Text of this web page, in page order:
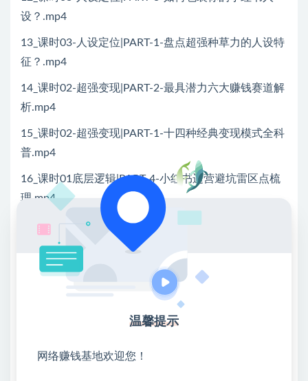
设？.mp4
13_课时03-人设定位|PART-1-盘点超强种草力的人设特
征？.mp4
14_课时02-超强变现|PART-2-最具潜力六大赚钱赛道解
析.mp4
15_课时02-超强变现|PART-1-十四种经典变现模式全科
普.mp4
16_课时01底层逻辑|PART-4-小红书运营避坑雷区点梳
理.mp4
17_课时01底层逻辑|PART-3-深度了解小红运营的底层
逻辑.mp4
18_课时01底层逻辑|PART-2-小红书的变现价值到底有
19_课时01底层逻辑|PART-1-啥小红书叫最火种草平
温馨提示
网络赚钱基地欢迎您！